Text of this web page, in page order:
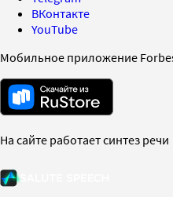
ВКонтакте
YouTube
Мобильное приложение
На сайте работает синтез речи